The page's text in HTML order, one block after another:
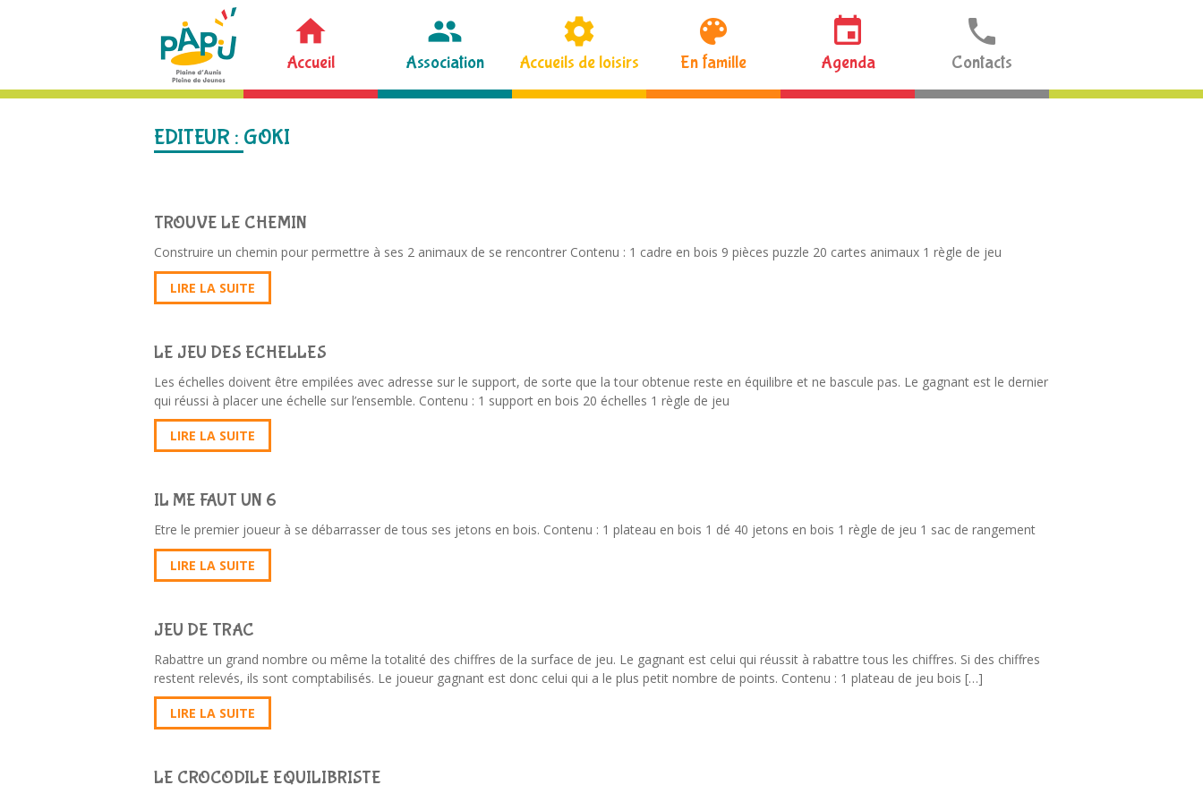
Accueil Association Accueils de loisirs En famille Agenda Contacts
EDITEUR : GOKI
TROUVE LE CHEMIN
Construire un chemin pour permettre à ses 2 animaux de se rencontrer Contenu : 1 cadre en bois 9 pièces puzzle 20 cartes animaux 1 règle de jeu
LIRE LA SUITE
LE JEU DES ECHELLES
Les échelles doivent être empilées avec adresse sur le support, de sorte que la tour obtenue reste en équilibre et ne bascule pas. Le gagnant est le dernier
qui réussi à placer une échelle sur l’ensemble. Contenu : 1 support en bois 20 échelles 1 règle de jeu
LIRE LA SUITE
IL ME FAUT UN 6
Etre le premier joueur à se débarrasser de tous ses jetons en bois. Contenu : 1 plateau en bois 1 dé 40 jetons en bois 1 règle de jeu 1 sac de rangement
LIRE LA SUITE
JEU DE TRAC
Rabattre un grand nombre ou même la totalité des chiffres de la surface de jeu. Le gagnant est celui qui réussit à rabattre tous les chiffres. Si des chiffres
restent relevés, ils sont comptabilisés. Le joueur gagnant est donc celui qui a le plus petit nombre de points. Contenu : 1 plateau de jeu bois […]
LIRE LA SUITE
LE CROCODILE EQUILIBRISTE